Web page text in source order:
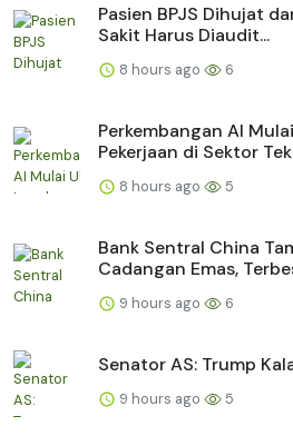
Pasien BPJS Dihujat
Sakit Harus Diaudit...
8 hours ago 6
Perkembangan AI
Pekerjaan di Sektor
8 hours ago 5
Bank Sentral China
Cadangan Emas,
9 hours ago 6
Senator AS: Trump
9 hours ago 5